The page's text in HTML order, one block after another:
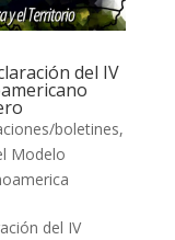
del IV
boletines,
Modelo
del IV